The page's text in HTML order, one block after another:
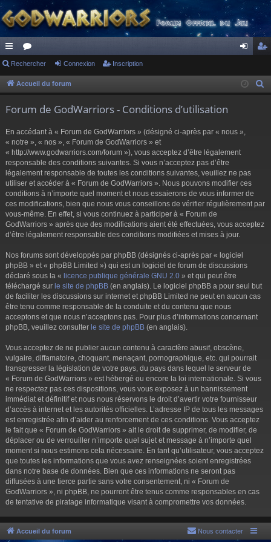
ac
co
s
or
u ne cri
Rechercher Connexion Inscription
Accueil du forum
Forum de GodWarriors - Conditions d’utilisation
En accédant à « Forum de GodWarriors » (désigné ci-après par « nous »,
« notre », « nos », « Forum de GodWarriors » et
« http://www.godwarriors.com/forum »), vous acceptez d’être légalement
responsable des conditions suivantes. Si vous n’acceptez pas d’être
légalement responsable de toutes les conditions suivantes, veuillez ne pas
utiliser et accéder à « Forum de GodWarriors ». Nous pouvons modifier ces
conditions à n’importe quel moment et nous essaierons de vous informer de
ces modifications, bien que nous vous conseillons de vérifier régulièrement par
vous-même. En effet, si vous continuez à participer à « Forum de
GodWarriors » après que des modifications aient été effectuées, vous acceptez
d’être légalement responsable des conditions modifiées et mises à jour.
Nos forums sont développés par phpBB (désignés ci-après par « logiciel
phpBB » et « phpBB Limited ») qui est un logiciel de forum de discussions
déclaré sous la « licence publique générale GNU 2.0 » et qui peut être
téléchargé sur le site de phpBB (en anglais). Le logiciel phpBB a pour seul but
de faciliter les discussions sur internet et phpBB Limited ne peut en aucun cas
être tenu comme responsable de la conduite et du contenu que nous
acceptons et que nous n’acceptons pas. Pour plus d’informations concernant
phpBB, veuillez consulter le site de phpBB (en anglais).
Vous acceptez de ne publier aucun contenu à caractère abusif, obscène,
vulgaire, diffamatoire, choquant, menaçant, pornographique, etc. qui pourrait
transgresser la législation de votre pays, du pays dans lequel le serveur de
« Forum de GodWarriors » est hébergé ou encore la loi internationale. Si vous
ne respectez pas ces dispositions, vous vous exposez à un bannissement
immédiat et définitif et nous nous réservons le droit d’avertir votre fournisseur
d’accès à internet et les autorités officielles. L’adresse IP de tous les messages
est enregistrée afin d’aider au renforcement de ces conditions. Vous acceptez
le fait que « Forum de GodWarriors » ait le droit de supprimer, de modifier, de
déplacer ou de verrouiller n’importe quel sujet et message à n’importe quel
moment si nous estimons cela nécessaire. En tant qu’utilisateur, vous acceptez
que toutes les informations que vous avez renseignées soient enregistrées
dans notre base de données. Bien que ces informations ne seront pas
diffusées à une tierce partie sans votre consentement, ni « Forum de
GodWarriors », ni phpBB, ne pourront être tenus comme responsables en cas
de tentative de piratage informatique visant à compromettre vos données.
Accueil du forum Nous contacter